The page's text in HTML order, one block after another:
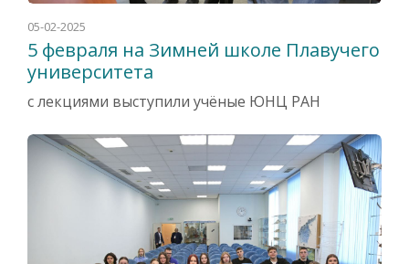
05-02-2025
5 февраля на Зимней школе Плавучего
университета
с лекциями выступили учёные ЮНЦ РАН